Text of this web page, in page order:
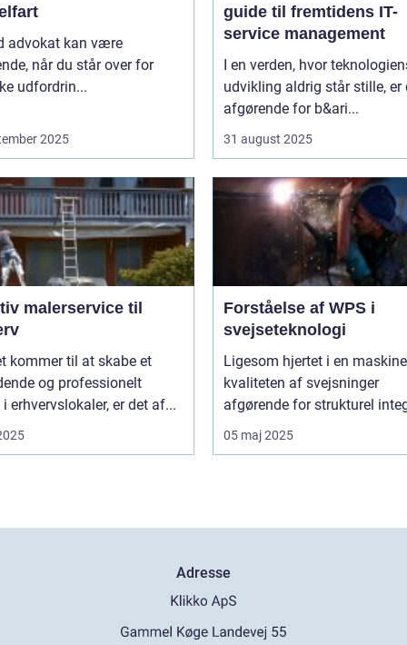
advokat kan være
når du står over for
udfordrin...
2025
guide til fremtidens IT-
service management
I en verden, hvor
udvikling aldrig står stille, er
afgørende for b&ari...
31 august 2025
malerservice til
kommer til at skabe et
og professionelt
erhvervslokaler, er det af...
Forståelse af WPS i
svejseteknologi
Ligesom hjertet i en
kvaliteten af svejsninger
afgørende for strukturel
05 maj 2025
Adresse